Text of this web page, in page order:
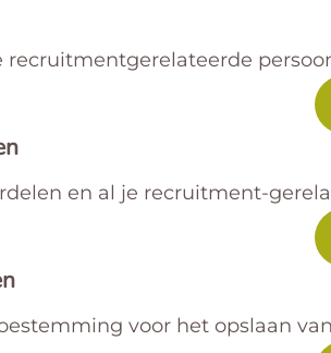
recruitmentgerelateerde
en al je recruitment-
voor het opslaan